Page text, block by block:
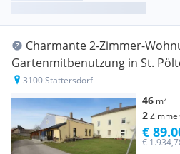
Charmante 2-Zimmer-
Gartenmitbenutzung in St.
3100 Stattersdorf
46 m²
2
€
€